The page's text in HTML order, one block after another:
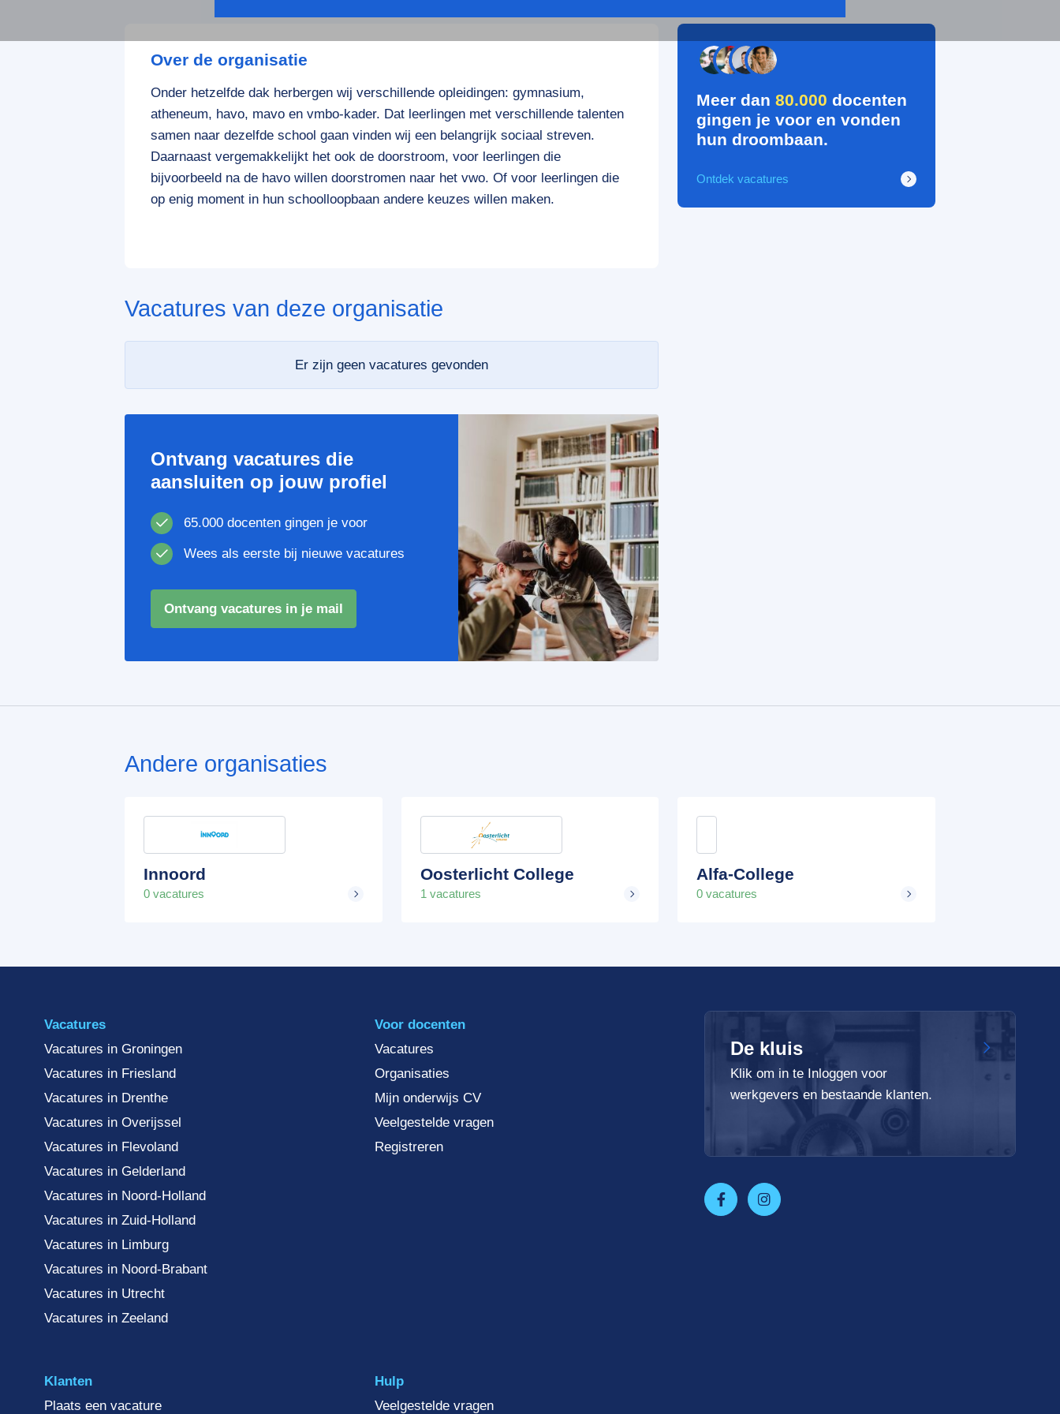
Over de organisatie
Onder hetzelfde dak herbergen wij verschillende opleidingen: gymnasium,
atheneum, havo, mavo en vmbo-kader. Dat leerlingen met verschillende talenten
samen naar dezelfde school gaan vinden wij een belangrijk sociaal streven.
Daarnaast vergemakkelijkt het ook de doorstroom, voor leerlingen die
bijvoorbeeld na de havo willen doorstromen naar het vwo. Of voor leerlingen die
op enig moment in hun schoolloopbaan andere keuzes willen maken.
Vacatures van deze organisatie
Er zijn geen vacatures gevonden
Ontvang vacatures die
aansluiten op jouw profiel
65.000 docenten gingen je voor
Wees als eerste bij nieuwe vacatures
Ontvang vacatures in je mail
Meer dan80.000 docenten
gingen je voor en vonden
hun droombaan.
Ontdek vacatures
Andere organisaties
Innoord
0 vacatures
Oosterlicht College
1 vacatures
Alfa-College
0 vacatures
Vacatures
Vacatures in Groningen
Vacatures in Friesland
Vacatures in Drenthe
Vacatures in Overijssel
Vacatures in Flevoland
Vacatures in Gelderland
Vacatures in Noord-Holland
Vacatures in Zuid-Holland
Vacatures in Limburg
Vacatures in Noord-Brabant
Vacatures in Utrecht
Vacatures in Zeeland
Voor docenten
Vacatures
Organisaties
Mijn onderwijs CV
Veelgestelde vragen
Registreren
Klanten
Plaats een vacature
Hulp
Veelgestelde vragen
De kluis
Klik om in te Inloggen voor
werkgevers en bestaande klanten.